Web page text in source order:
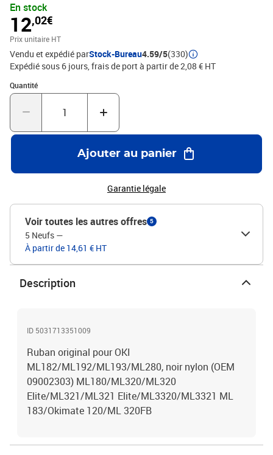
En stock
12,02€
Prix unitaire HT
Vendu et expédié parStock-Bureau4.59/5(330)
Expédié sous 6 jours, frais de port à partir de 2,08 € HT
Quantité
Quantité : 1
Ajouter au panier
Garantie légale
Voir toutes les autres offres 5
5 Neufs —
À partir de 14,61 € HT
Description
ID 5031713351009
Ruban original pour OKI
ML182/ML192/ML193/ML280, noir nylon (OEM
09002303) ML180/ML320/ML320
Elite/ML321/ML321 Elite/ML3320/ML3321 ML
183/Okimate 120/ML 320FB